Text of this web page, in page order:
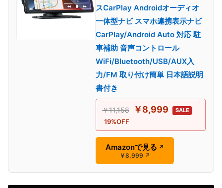
スCarPlay Androidオーディオ
一体型ナビ スマホ連携表示ナビ
CarPlay/Android Auto 対応 駐
車補助 音声コントロール
WiFi/Bluetooth/USB/AUX入
力/FM 取り付け簡単 日本語説明
書付き
￥11,158 ￥8,999 SALE
19%OFF
Amazonで見る ↗
￥8,999 ↗